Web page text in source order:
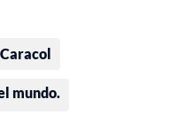
mundo.